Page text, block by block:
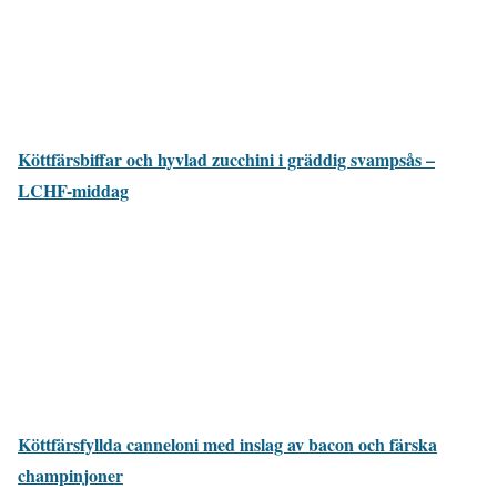
Köttfärsbiffar och hyvlad zucchini i gräddig svampsås –
LCHF-middag
Köttfärsfyllda canneloni med inslag av bacon och färska
champinjoner